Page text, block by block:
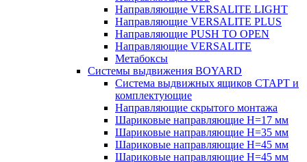
Направляющие VERSALITE LIGHT
Направляющие VERSALITE PLUS
Направляющие PUSH TO OPEN
Направляющие VERSALITE
Метабоксы
Системы выдвижения BOYARD
Система выдвижных ящиков СТАРТ и
комплектующие
Направляющие скрытого монтажа
Шариковые направляющие H=17 мм
Шариковые направляющие H=35 мм
Шариковые направляющие H=45 мм
Шариковые направляющие H=45 мм